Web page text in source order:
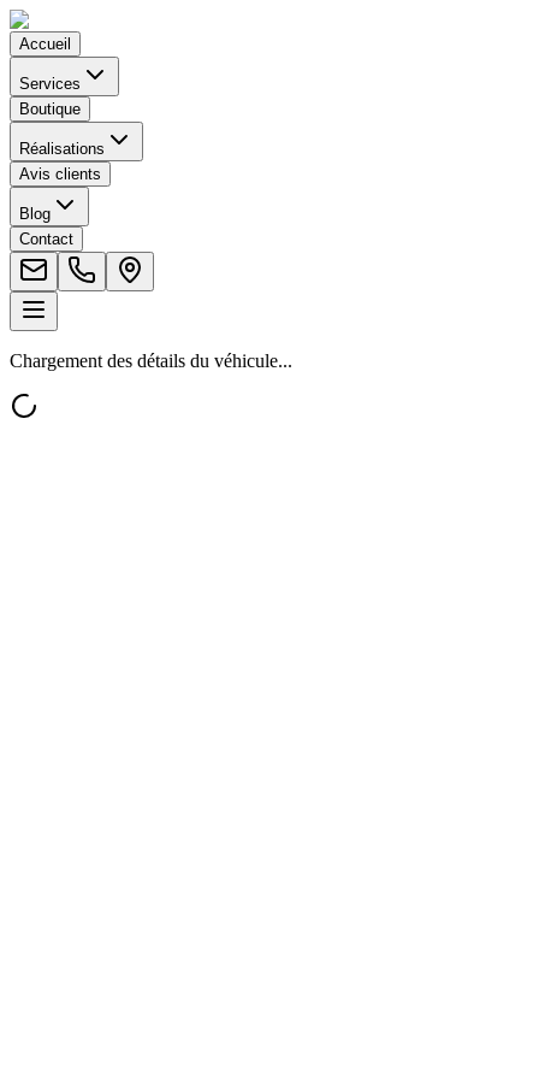
Accueil
Services
Boutique
Réalisations
Avis clients
Blog
Contact
Chargement des détails du véhicule...